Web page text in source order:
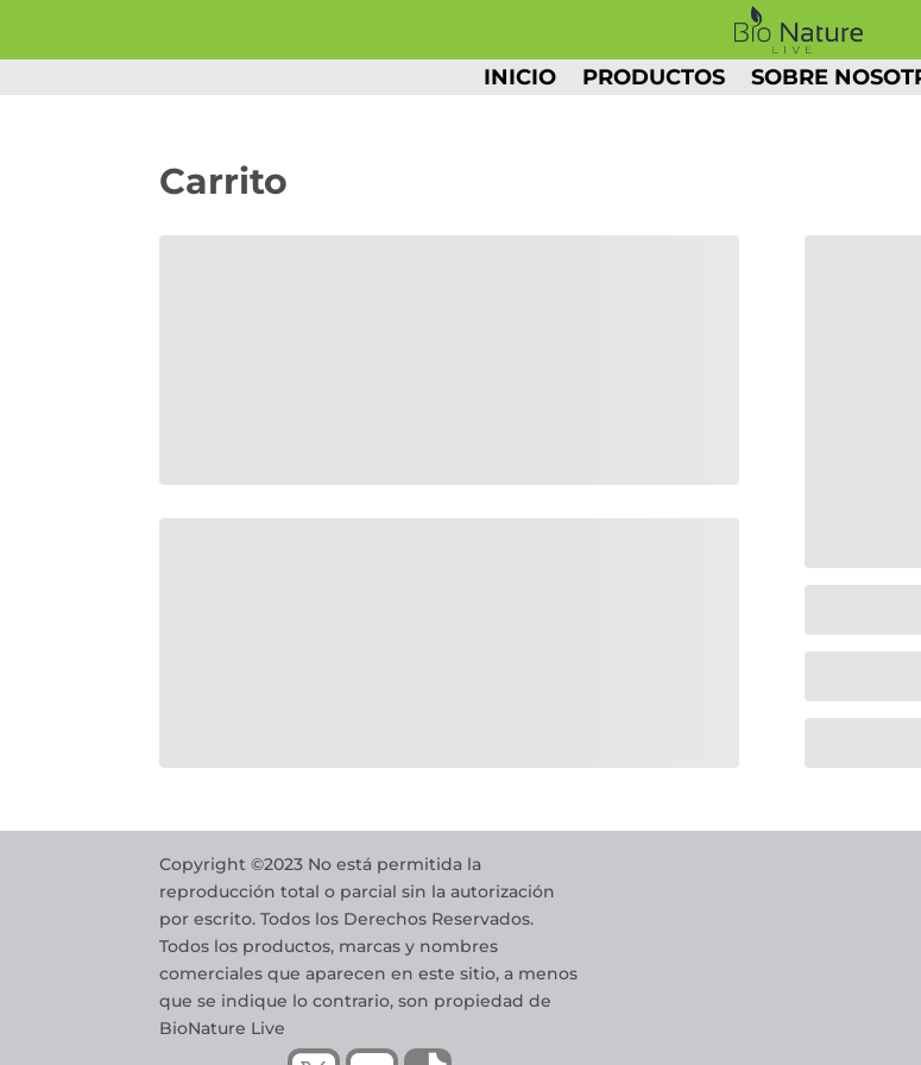
INICIO PRODUCTOS SOBRE
Carrito
Copyright ©2023 No está permitida la
reproducción total o parcial sin la autorización
por escrito. Todos los Derechos Reservados.
Todos los productos, marcas y nombres
comerciales que aparecen en este sitio, a menos
que se indique lo contrario, son propiedad de
BioNature Live